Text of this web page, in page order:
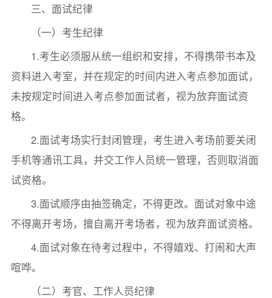
三、面试纪律
（一）考生纪律
1.考生必须服从统一组织和安排，不得携带书本及
资料进入考室，并在规定的时间内进入考点参加面试，
未按规定时间进入考点参加面试者，视为放弃面试资
格。
2.面试考场实行封闭管理，考生进入考场前要关闭
手机等通讯工具，并交工作人员统一管理，否则取消面
试资格。
3.面试顺序由抽签确定，不得更改。面试对象中途
不得离开考场，擅自离开考场者，视为放弃面试资格。
4.面试对象在待考过程中，不得嬉戏、打闹和大声
喧哗。
（二）考官、工作人员纪律